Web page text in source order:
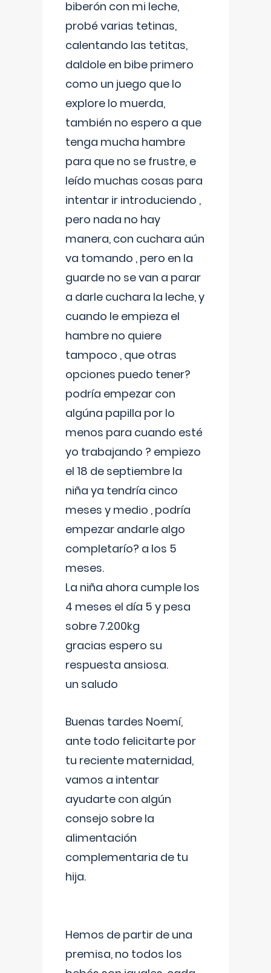
biberón con mi leche,
probé varias tetinas,
calentando las tetitas,
daldole en bibe primero
como un juego que lo
explore lo muerda,
también no espero a que
tenga mucha hambre
para que no se frustre, e
leído muchas cosas para
intentar ir introduciendo ,
pero nada no hay
manera, con cuchara aún
va tomando , pero en la
guarde no se van a parar
a darle cuchara la leche, y
cuando le empieza el
hambre no quiere
tampoco , que otras
opciones puedo tener?
podría empezar con
algúna papilla por lo
menos para cuando esté
yo trabajando ? empiezo
el 18 de septiembre la
niña ya tendría cinco
meses y medio , podría
empezar andarle algo
completarío? a los 5
meses.
La niña ahora cumple los
4 meses el día 5 y pesa
sobre 7.200kg
gracias espero su
respuesta ansiosa.
un saludo
Buenas tardes Noemí,
ante todo felicitarte por
tu reciente maternidad,
vamos a intentar
ayudarte con algún
consejo sobre la
alimentación
complementaria de tu
hija.
Hemos de partir de una
premisa, no todos los